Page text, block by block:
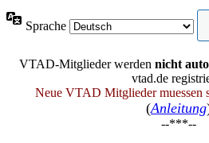
Sprache
VTAD-Mitglieder werden nicht
vtad.de
Neue VTAD Mitglieder muessen
(Anleitung
--***--